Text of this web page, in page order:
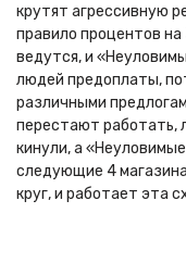
крутят агрессивную
правило процентов
ведутся, и
людей предоплаты,
различными
перестают работать,
кинули, а
следующие 4
круг, и работает эта